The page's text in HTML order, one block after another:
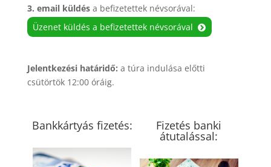
3. email küldésa befizetettek névsorával:
Üzenet küldés a befizetettek névsorával
Jelentkezési határidő: a túra indulása előtti
csütörtök 12:00 óráig.
Bankkártyás fizetés: Fizetés banki
átutalással: